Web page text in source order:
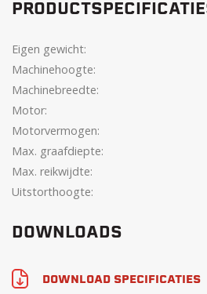
Eigen gewicht:
Machinehoogte:
Machinebreedte:
Motor:
Motorvermogen:
Max. graafdiepte:
Max. reikwijdte:
Uitstorthoogte:
DOWNLOADS
DOWNLOAD SPECIFICATIES